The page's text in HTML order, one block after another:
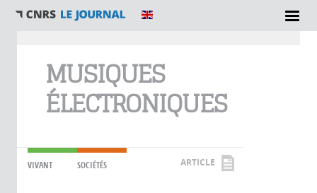
MUSIQUES
ÉLECTRONIQUES
VIVANT SOCIÉTÉS ARTICLE